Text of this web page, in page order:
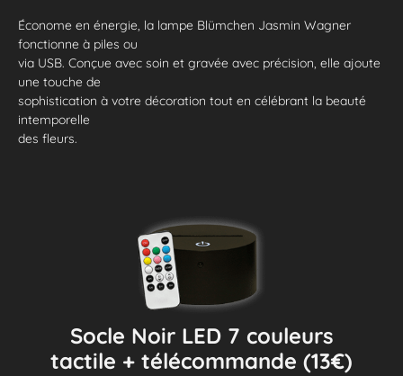
Économe en énergie, la lampe Blümchen Jasmin Wagner
fonctionne à piles ou
via USB. Conçue avec soin et gravée avec précision, elle ajoute
une touche de
sophistication à votre décoration tout en célébrant la beauté
intemporelle
des fleurs.
Socle Noir LED 7 couleurs
tactile + télécommande (13€)